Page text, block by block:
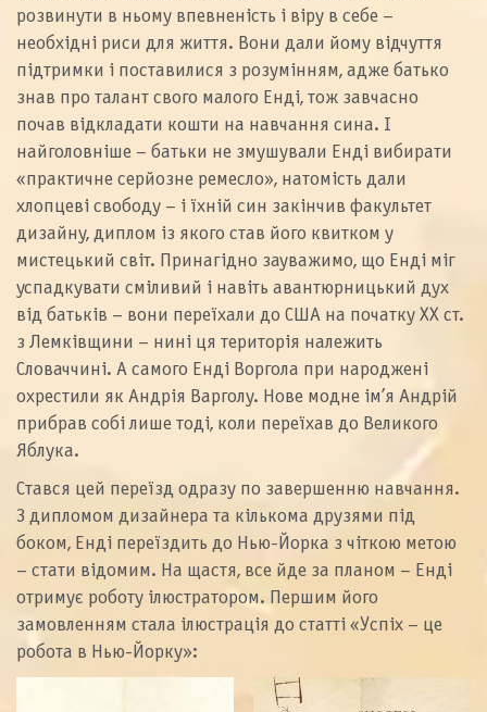
розвинути в ньому впевненість і віру в себе –
необхідні риси для життя. Вони дали йому відчуття
підтримки і поставилися з розумінням, адже батько
знав про талант свого малого Енді, тож завчасно
почав відкладати кошти на навчання сина. І
найголовніше – батьки не змушували Енді вибирати
«практичне серйозне ремесло», натомість дали
хлопцеві свободу – і їхній син закінчив факультет
дизайну, диплом із якого став його квитком у
мистецький світ. Принагідно зауважимо, що Енді міг
успадкувати сміливий і навіть авантюрницький дух
від батьків – вони переїхали до США на початку ХХ ст.
з Лемківщини – нині ця територія належить
Словаччині. А самого Енді Воргола при народжені
охрестили як Андрія Варголу. Нове модне ім’я Андрій
прибрав собі лише тоді, коли переїхав до Великого
Яблука.
Стався цей переїзд одразу по завершенню навчання.
З дипломом дизайнера та кількома друзями під
боком, Енді переїздить до Нью-Йорка з чіткою метою
– стати відомим. На щастя, все йде за планом – Енді
отримує роботу ілюстратором. Першим його
замовленням стала ілюстрація до статті «Успіх – це
робота в Нью-Йорку»: